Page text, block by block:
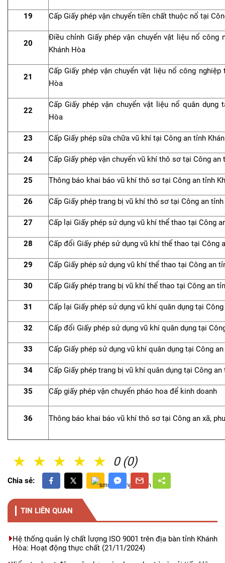
19 Cấp Giấy phép vận chuyển tiền chất thuộc nổ tại
20
Điều chỉnh Giấy phép vận chuyển vật liệu nổ công
Khánh Hòa
21
Cấp Giấy phép vận chuyển vật liệu nổ công nghiệp
Hòa
22
Cấp Giấy phép vận chuyển vật liệu nổ quân dụng
Hòa
23 Cấp Giấy phép sữa chữa vũ khí tại Công an tỉnh
24 Cấp Giấy phép vận chuyển vũ khí thô sơ tại Công an
25 Thông báo khai báo vũ khí thô sơ tại Công an tỉnh
26 Cấp Giấy phép trang bị vũ khí thô sơ tại Công an
27 Cấp lại Giấy phép sử dụng vũ khí thể thao tại Công
28 Cấp đổi Giấy phép sử dụng vũ khí thể thao tại Công
29 Cấp Giấy phép sử dụng vũ khí thể thao tại Công an
30 Cấp Giấy phép trang bị vũ khí thể thao tại Công an
31 Cấp lại Giấy phép sử dụng vũ khí quân dụng tại
32 Cấp đổi Giấy phép sử dụng vũ khí quân dụng tại
33 Cấp Giấy phép sử dụng vũ khí quân dụng tại Công
34 Cấp Giấy phép trang bị vũ khí quân dụng tại Công
35 Cấp giấy phép vận chuyển pháo hoa để kinh doanh
36 Thông báo khai báo vũ khí thô sơ tại Công an xã,
0 (0)
5 Sao
4 Sao
3 Sao
2 Sao
1 Sao
Chia sẻ:
TIN LIÊN QUAN
Hệ thống quản lý chất lượng ISO 9001 trên địa bàn tỉnh Khánh
Hòa: Hoạt động thực chất(21/11/2024)